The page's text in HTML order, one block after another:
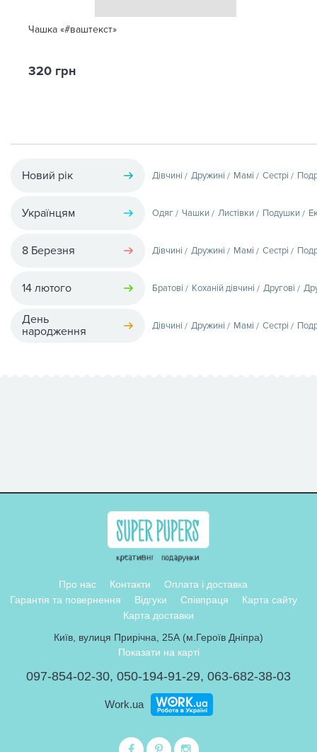
Чашка «#ваштекст»
320 грн
Новий рік Дівчині Дружині Мамі Сестрі
Українцям Одяг Чашки Листівки Подушки
8 Березня Дівчині Дружині Мамі Сестрі
14 лютого Братові Коханій дівчині Другові
День
народження
Дівчині Дружині Мамі Сестрі
Про нас Контакти
Оплата і доставка
Гарантія та повернення
Відгуки Співпраця
Карта сайту
Карта доставки
Київ, вулиця Прирічна, 25А (м.Героїв Дніпра)
Показати на карті
097-854-02-30, 050-194-91-29, 063-682-38-03
Work.ua